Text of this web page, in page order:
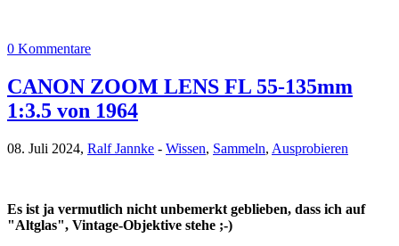
0 Kommentare
CANON ZOOM LENS FL 55-135mm
1:3.5 von 1964
08. Juli 2024, Ralf Jannke - Wissen, Sammeln, Ausprobieren
Es ist ja vermutlich nicht unbemerkt geblieben, dass ich auf
"Altglas", Vintage-Objektive stehe ;-)